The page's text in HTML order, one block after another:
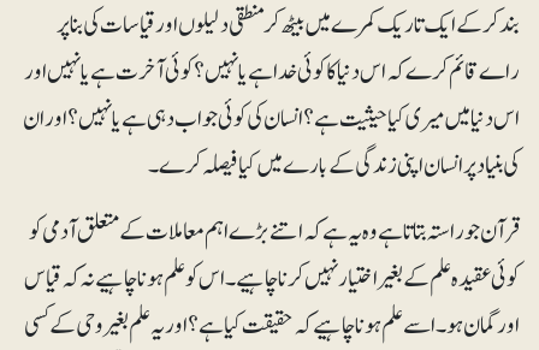
بند کرکے ایک تاریک کمرے میں بیٹھ کر منطقی دلیلوں اور قیاسات کی بنا پر
راے قائم کرے کہ اس دنیا کا کوئی خدا ہے یا نہیں؟ کوئی آخرت ہے یا نہیں اور
اس دنیا میں میری کیا حیثیت ہے؟ انسان کی کوئی جواب دہی ہے یا نہیں؟ اور ان
کی بنیاد پر انسان اپنی زندگی کے بارے میں کیا فیصلہ کرے۔
قرآن جو راستہ بتاتا ہے وہ یہ ہے کہ اتنے بڑے اہم معاملات کے متعلق آدمی کو
کوئی عقیدہ علم کے بغیر اختیار نہیں کرنا چاہیے۔ اس کو علم ہونا چاہیے نہ کہ قیاس
اور گمان ہو۔ اسے علم ہونا چاہیے کہ حقیقت کیا ہے؟ اور یہ علم بغیر وحی کے کسی